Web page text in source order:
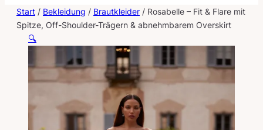
Start / Bekleidung / Brautkleider / Rosabelle – Fit & Flare mit
Spitze, Off-Shoulder-Trägern & abnehmbarem Overskirt
🔍